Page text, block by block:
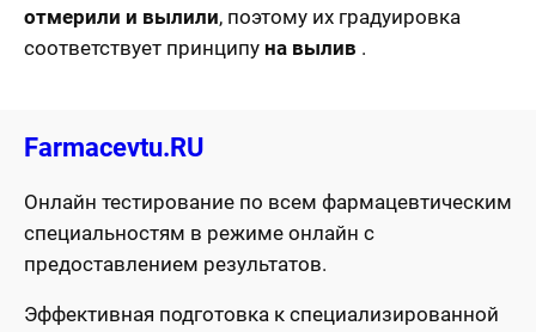
отмерили и вылили, поэтому их градуировка
соответствует принципу на вылив .
Farmacevtu.RU
Онлайн тестирование по всем фармацевтическим
специальностям в режиме онлайн с
предоставлением результатов.
Эффективная подготовка к специализированной